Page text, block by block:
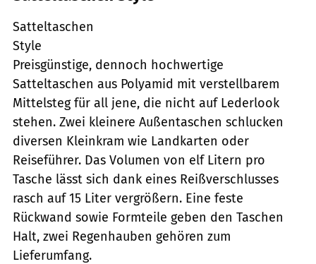
Satteltaschen
Style
Preisgünstige, dennoch hochwertige
Satteltaschen aus Polyamid mit verstellbarem
Mittelsteg für all jene, die nicht auf Lederlook
stehen. Zwei kleinere Außentaschen schlucken
diversen Kleinkram wie Landkarten oder
Reiseführer. Das Volumen von elf Litern pro
Tasche lässt sich dank eines Reißverschlusses
rasch auf 15 Liter vergrößern. Eine feste
Rückwand sowie Formteile geben den Taschen
Halt, zwei Regenhauben gehören zum
Lieferumfang.